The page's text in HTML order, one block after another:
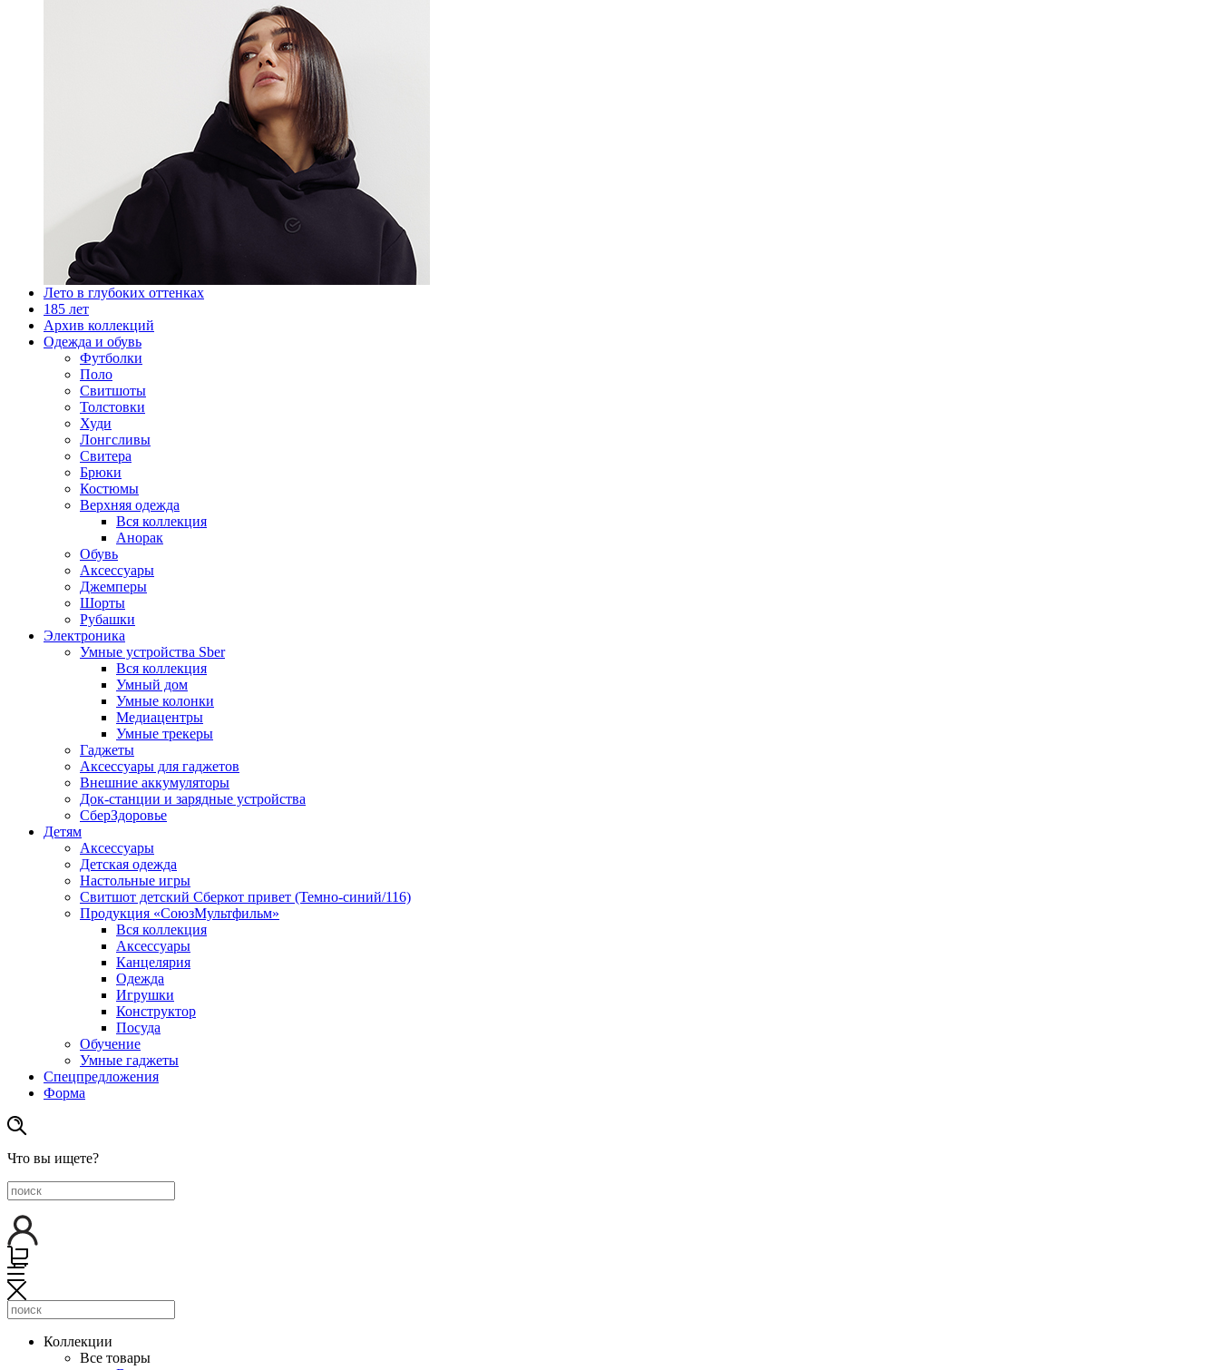
Лето в глубоких оттенках
185 лет
Архив коллекций
Одежда и обувь
Футболки
Поло
Свитшоты
Толстовки
Худи
Лонгсливы
Свитера
Брюки
Костюмы
Верхняя одежда
Вся коллекция
Анорак
Обувь
Аксессуары
Джемперы
Шорты
Рубашки
Электроника
Умные устройства Sber
Вся коллекция
Умный дом
Умные колонки
Медиацентры
Умные трекеры
Гаджеты
Аксессуары для гаджетов
Внешние аккумуляторы
Док-станции и зарядные устройства
СберЗдоровье
Детям
Аксессуары
Детская одежда
Настольные игры
Свитшот детский Сберкот привет (Темно-синий/116)
Продукция «СоюзМультфильм»
Вся коллекция
Аксессуары
Канцелярия
Одежда
Игрушки
Конструктор
Посуда
Обучение
Умные гаджеты
Спецпредложения
Форма
Что вы ищете?
Коллекции
Все товары